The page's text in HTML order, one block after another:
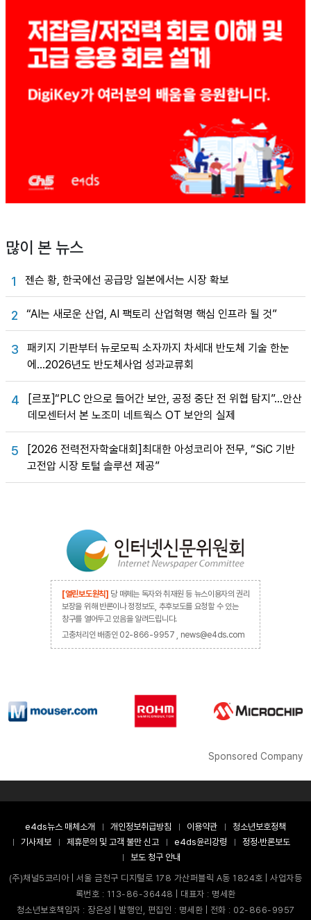
많이 본 뉴스
1 젠슨 황, 한국에선 공급망 일본에서는 시장 확보
2 “AI는 새로운 산업, AI 팩토리 산업혁명 핵심 인프라 될 것”
3
패키지 기판부터 뉴로모픽 소자까지 차세대 반도체 기술 한눈
에…2026년도 반도체사업 성과교류회
4
[르포]“PLC 안으로 들어간 보안, 공정 중단 전 위협 탐지”…안산
데모센터서 본 노조미 네트웍스 OT 보안의 실제
5
[2026 전력전자학술대회]최대한 아성코리아 전무, “SiC 기반
고전압 시장 토털 솔루션 제공”
[열린보도원칙] 당 매체는 독자와 취재원 등 뉴스이용자의 권리
보장을 위해 반론이나 정정보도, 추후보도를 요청할 수 있는
창구를 열어두고 있음을 알려드립니다.
고충처리인 배종인 02-866-9957 , news@e4ds.com
Sponsored Company
e4ds뉴스 매체소개 개인정보취급방침 이용약관
청소년보호정책
기사제보
제휴문의 및 고객 불만 신고 e4ds윤리강령
정정·반론보도
보도 청구 안내
(주)채널5코리아 | 서울 금천구 디지털로 178 가산퍼블릭 A동 1824호 | 사업자등
록번호 : 113-86-36448 | 대표자 : 명세환
청소년보호책임자 : 장은성 | 발행인, 편집인 : 명세환 | 전화 : 02-866-9957